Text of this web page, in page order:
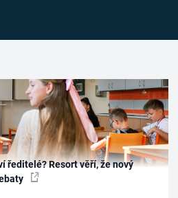
ředitelé? Resort věří, že nový